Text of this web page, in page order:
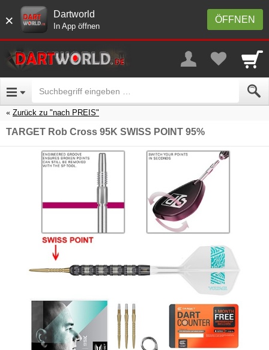
× ÖFFNEN
Dartworld
In App öffnen
Zurück zu "nach PREIS"
TARGET Rob Cross 95K SWISS POINT 95%